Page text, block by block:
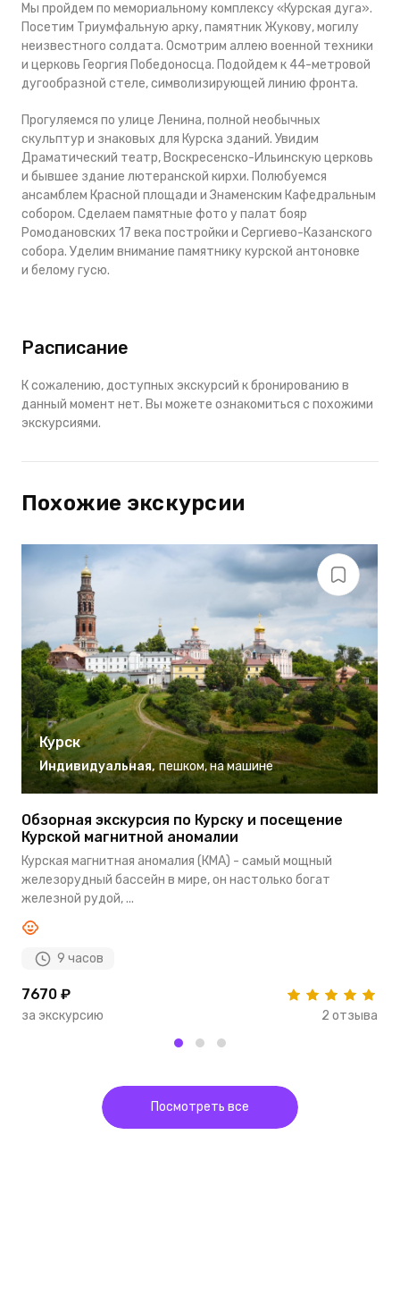
Мы пройдем по мемориальному комплексу «Курская дуга».
Посетим Триумфальную арку, памятник Жукову, могилу
неизвестного солдата. Осмотрим аллею военной техники
и церковь Георгия Победоносца. Подойдем к 44-метровой
дугообразной стеле, символизирующей линию фронта.
Прогуляемся по улице Ленина, полной необычных
скульптур и знаковых для Курска зданий. Увидим
Драматический театр, Воскресенско-Ильинскую церковь
и бывшее здание лютеранской кирхи. Полюбуемся
ансамблем Красной площади и Знаменским Кафедральным
собором. Сделаем памятные фото у палат бояр
Ромодановских 17 века постройки и Сергиево-Казанского
собора. Уделим внимание памятнику курской антоновке
и белому гусю.
Расписание
К сожалению, доступных экскурсий к бронированию в
данный момент нет. Вы можете ознакомиться с похожими
экскурсиями.
Похожие экскурсии
Курск
Индивидуальная, пешком, на машине
Обзорная экскурсия по Курску и посещение
Курской магнитной аномалии
Курская магнитная аномалия (КМА) - самый мощный
железорудный бассейн в мире, он настолько богат
железной рудой, ...
9 часов
7670 ₽
за экскурсию 2 отзыва
Посмотреть все